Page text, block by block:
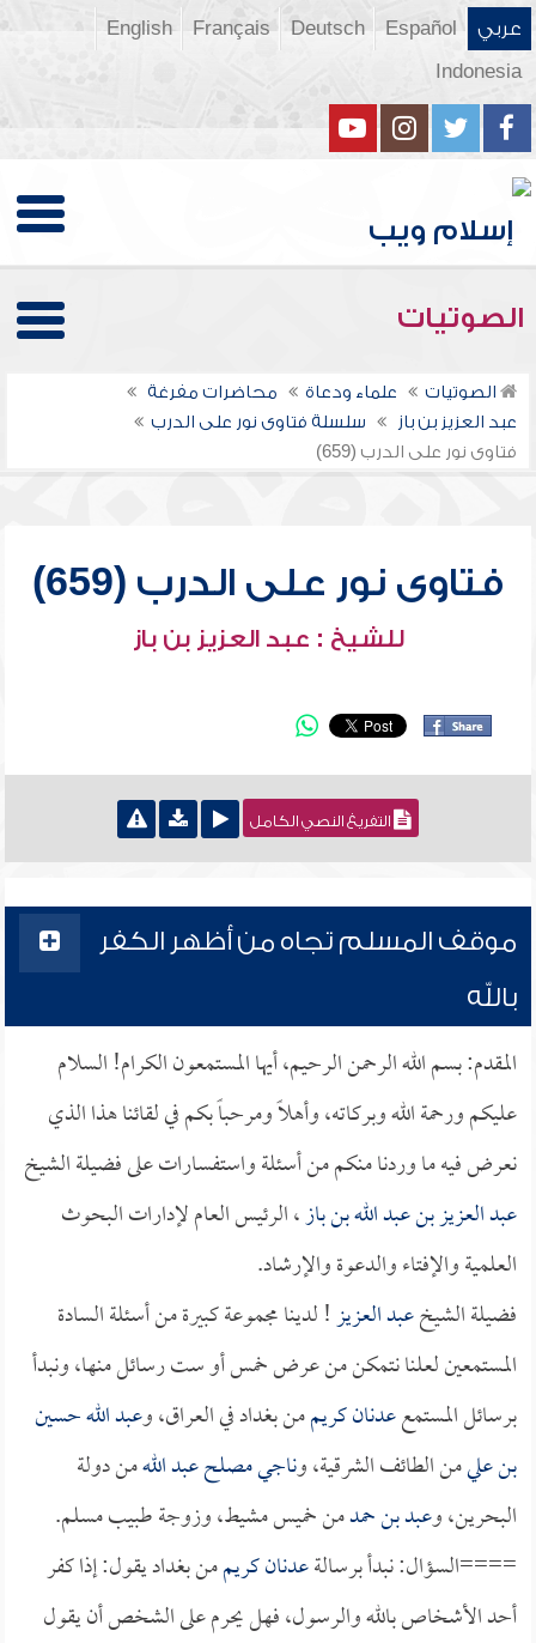
عربي Español
Deutsch
Français
English
Indonesia
الصوتيات
الصوتيات علماء ودعاة
محاضرات مفرغة
عبد العزيز بن باز
سلسلة فتاوى نور على الدرب
فتاوى نور على الدرب (659)
فتاوى نور على الدرب (659)
للشيخ : عبد العزيز بن باز
التفريغ النصي الكامل
موقف المسلم تجاه من أظهر الكفر
بالله
المقدم: بسم الله الرحمن الرحيم، أيها المستمعون الكرام! السلام
عليكم ورحمة الله وبركاته، وأهلاً ومرحباً بكم في لقائنا هذا الذي
نعرض فيه ما وردنا منكم من أسئلة واستفسارات على فضيلة الشيخ
عبد العزيز بن عبد الله بن باز، الرئيس العام لإدارات البحوث
العلمية والإفتاء والدعوة والإرشاد.
فضيلة الشيخعبد العزيز! لدينا مجموعة كبيرة من أسئلة السادة
المستمعين لعلنا نتمكن من عرض خمس أو ست رسائل منها، ونبدأ
برسائل المستمععدنان كريممن بغداد في العراق، وعبد الله حسين
بن عليمن الطائف الشرقية، وناجي مصلح عبد اللهمن دولة
البحرين، وعبد بن حمدمن خميس مشيط، وزوجة طبيب مسلم.
====السؤال: نبدأ برسالةعدنان كريممن بغداد يقول: إذا كفر
أحد الأشخاص بالله والرسول، فهل يحرم على الشخص أن يقول